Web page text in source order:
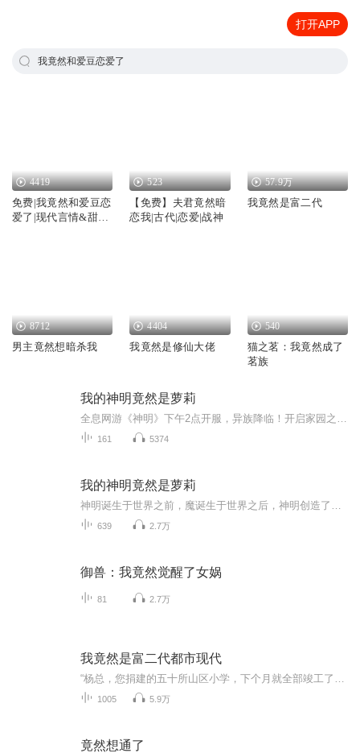
打开APP
我竟然和爱豆恋爱了
4419
免费|我竟然和爱豆恋
爱了|现代言情&甜文
523
【免费】夫君竟然暗
恋我|古代|恋爱|战神
57.9万
我竟然是富二代
8712
男主竟然想暗杀我
4404
我竟然是修仙大佬
540
猫之茗：我竟然成了
茗族
我的神明竟然是萝莉
161 5374
我的神明竟然是萝莉
639 2.7万
御兽：我竟然觉醒了女娲
81 2.7万
我竟然是富二代都市现代
1005 5.9万
竟然想通了